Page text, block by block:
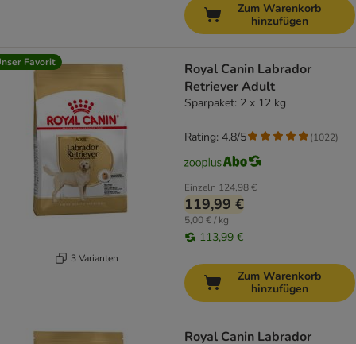
Zum Warenkorb
hinzufügen
Favorit
3 Varianten
Royal Canin Labrador
Retriever Adult
Sparpaket: 2 x 12 kg
Einzeln 124,98 €
119,99 €
5,00 € / kg
113,99 €
Rating: 4.8/5 (1022)
Zum Warenkorb
hinzufügen
Royal Canin Labrador